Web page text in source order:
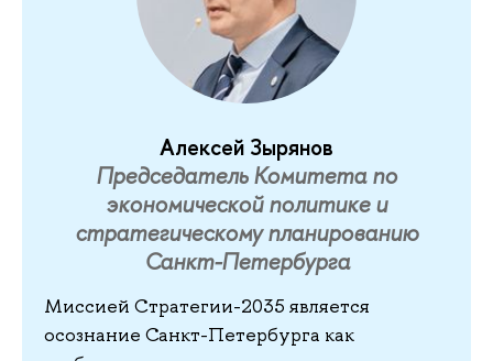
Алексей Зырянов
Председатель Комитета по
экономической политике и
стратегическому планированию
Санкт-Петербурга
Миссией Стратегии-2035 является
осознание Санкт-Петербурга как